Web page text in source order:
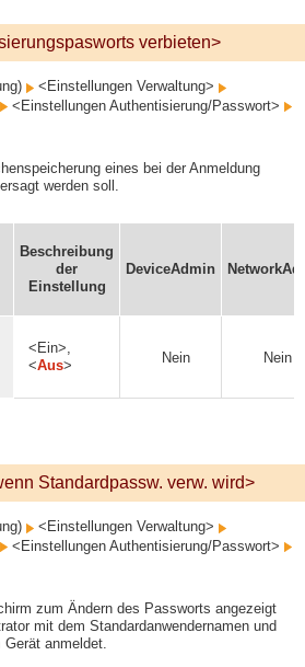
verbieten>
<Einstellungen Verwaltung>
<Einstellungen Authentisierung/Passwort>
eines bei der Anmeldung
werden soll.
Beschreibung
der
Einstellung
DeviceAdmin
<Ein>,
<Aus> Nein Nein
Standardpassw. verw. wird>
<Einstellungen Verwaltung>
<Einstellungen Authentisierung/Passwort>
zum Ändern des Passworts angezeigt
mit dem Standardanwendernamen und
anmeldet.